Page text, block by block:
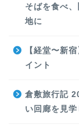
そばを食べ
地に
【経堂〜新
イント
倉敷旅行記
い回廊を見